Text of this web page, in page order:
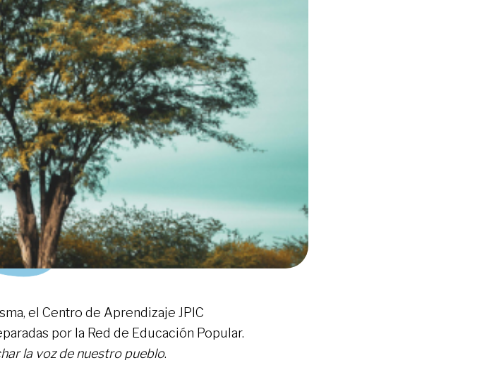
el Centro de Aprendizaje JPIC
por la Red de Educación Popular.
la voz de nuestro pueblo.